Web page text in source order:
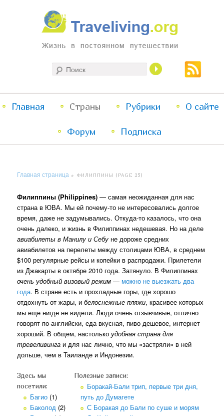
Traveliving
Жизнь в постоянном путешествии
меню
Перейти
к
Перейти
к
Главная Страны Рубрики О сайте
Форум Подписка
Главная страница » ФИЛИППИНЫ (PAGE 25)
Филиппины (Philippines) — самая неожиданная для нас
страна в ЮВА. Мы ей почему-то не интересовались долгое
время, даже не задумывались. Откуда-то казалось, что она
очень далеко, и жизнь в Филиппинах недешевая. Но на деле
авиабилеты в Манилу и Себу не дороже средних
авиабилетов на перелеты между столицами ЮВА, в среднем
$100 регулярные рейсы и копейки в распродажи. Прилетели
из Джакарты в октябре 2010 года. Затянуло. В Филиппинах
очень удобный визовый режим — можно не выезжать два
года. В стране есть и прохладные горы, где хорошо
отдохнуть от жары, ибелоснежные пляжи, красивее которых
мы еще нигде не видели. Люди очень отзывчивые, отлично
говорят по-английски, еда вкусная, пиво дешевое, интернет
хороший. В общем, настолькоудобная страна для
тревеливинга и для нас лично, что мы «застряли» в ней
дольше, чем в Таиланде и Индонезии.
Здесь мы
посетили:
Багио (1)
Баколод (2)
Полезные записи:
Боракай-Бали трип, первые три дня,
путь до Думагете
С Боракая до Бали по суше и морям